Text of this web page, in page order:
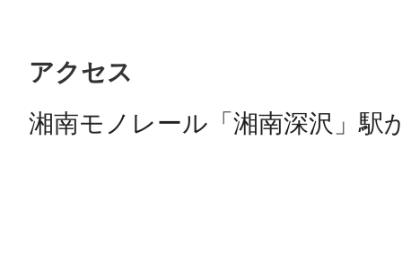
アクセス
湘南モノレール「湘南深沢」駅